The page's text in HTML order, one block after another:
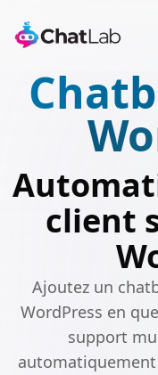
client
Ajoutez un
WordPress en
support